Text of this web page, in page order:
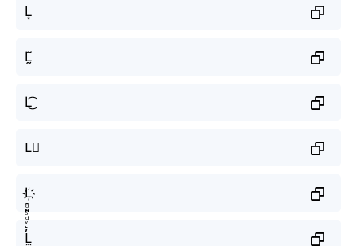
L͙
L̰̃
L͜͡
L⃟
L҉
L̼͖̺̠̰͇̙̓͛ͮͩͦ̎ͦ̑ͅ